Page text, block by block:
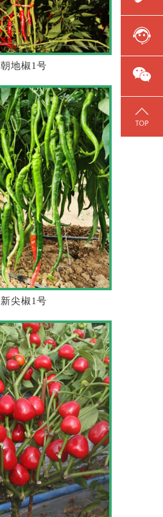
朝地椒1号
新尖椒1号